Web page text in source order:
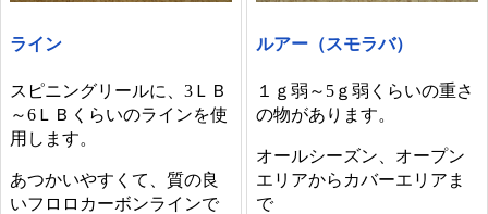
ライン
スピニングリールに、3ＬＢ
～6ＬＢくらいのラインを使
用します。
あつかいやすくて、質の良
いフロロカーボンラインで
ルアー（スモラバ）
１ｇ弱～5ｇ弱くらいの重さ
の物があります。
オールシーズン、オープン
エリアからカバーエリアま
で